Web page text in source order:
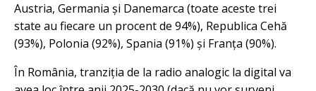
Austria, Germania și Danemarca (toate aceste trei
state au fiecare un procent de 94%), Republica Cehă
(93%), Polonia (92%), Spania (91%) și Franța (90%).
În România, tranziția de la radio analogic la digital va